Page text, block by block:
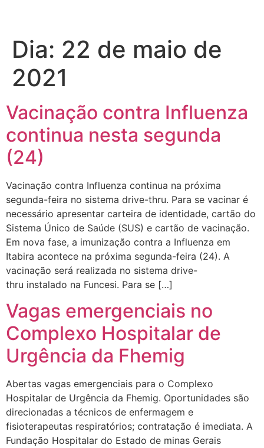
Dia: 22 de maio de
2021
Vacinação contra Influenza
continua nesta segunda
(24)
Vacinação contra Influenza continua na próxima
segunda-feira no sistema drive-thru. Para se vacinar é
necessário apresentar carteira de identidade, cartão do
Sistema Único de Saúde (SUS) e cartão de vacinação.
Em nova fase, a imunização contra a Influenza em
Itabira acontece na próxima segunda-feira (24). A
vacinação será realizada no sistema drive-
thru instalado na Funcesi. Para se […]
Vagas emergenciais no
Complexo Hospitalar de
Urgência da Fhemig
Abertas vagas emergenciais para o Complexo
Hospitalar de Urgência da Fhemig. Oportunidades são
direcionadas a técnicos de enfermagem e
fisioterapeutas respiratórios; contratação é imediata. A
Fundação Hospitalar do Estado de minas Gerais